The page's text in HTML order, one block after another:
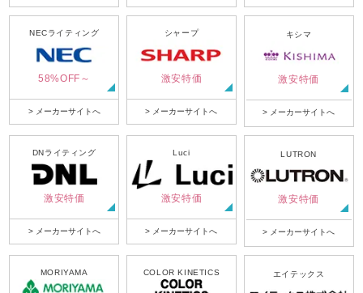
NECライティング
58%OFF～
> メーカーサイトへ
シャープ
激安特価
> メーカーサイトへ
キシマ
激安特価
> メーカーサイトへ
DNライティング
激安特価
> メーカーサイトへ
Luci
激安特価
> メーカーサイトへ
LUTRON
激安特価
> メーカーサイトへ
MORIYAMA COLOR KINETICS エイテックス